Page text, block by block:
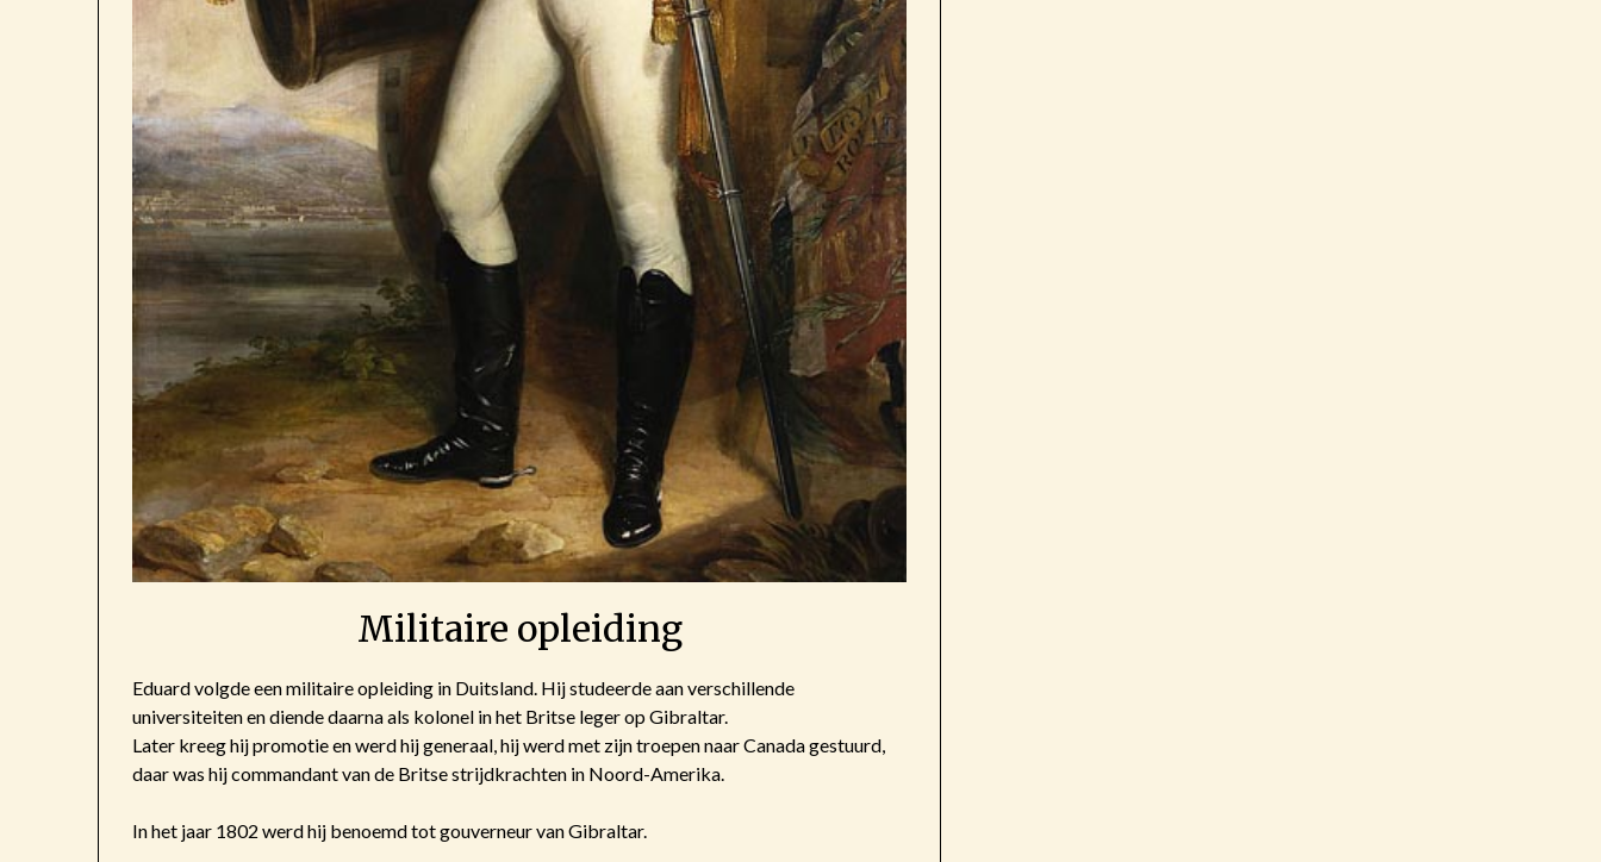
Militaire opleiding
Eduard volgde een militaire opleiding in Duitsland. Hij studeerde aan verschillende
universiteiten en diende daarna als kolonel in het Britse leger op Gibraltar.
Later kreeg hij promotie en werd hij generaal, hij werd met zijn troepen naar Canada gestuurd,
daar was hij commandant van de Britse strijdkrachten in Noord-Amerika.
In het jaar 1802 werd hij benoemd tot gouverneur van Gibraltar.